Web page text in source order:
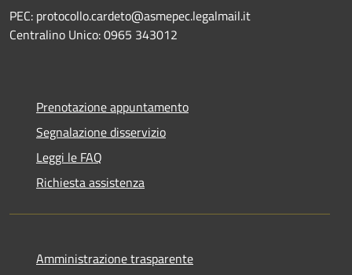
PEC: protocollo.cardeto@asmepec.legalmail.it
Centralino Unico: 0965 343012
Prenotazione appuntamento
Segnalazione disservizio
Leggi le FAQ
Richiesta assistenza
Amministrazione trasparente